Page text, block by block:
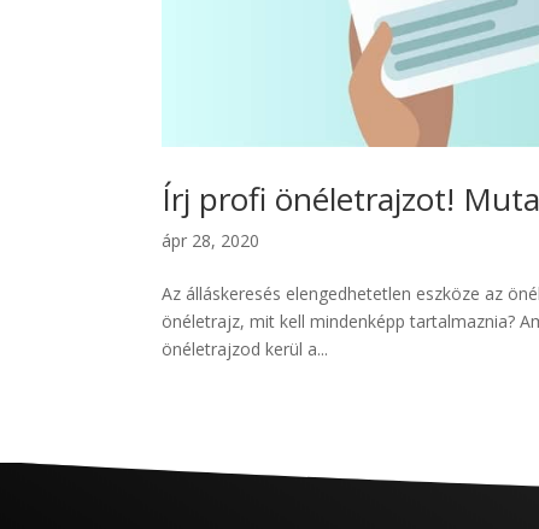
Írj profi önéletrajzot!
ápr 28, 2020
Az álláskeresés elengedhetetlen eszköze az
önéletrajz, mit kell mindenképp tartalmaznia?
önéletrajzod kerül a...